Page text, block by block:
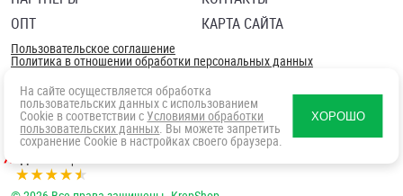
ОПТ
КАРТА САЙТА
Пользовательское соглашение
Политика в отношении обработки персональных данных
Согласие посетителя сайта на обработку персональных данны
На сайте осуществляется обработка
пользовательских данных с использованием
Cookie в соответствии с Условиями обработки
пользовательских данных. Вы можете запретить
сохранение Cookie в настройках своего браузера.
ХОРОШО